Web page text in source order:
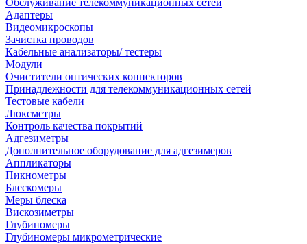
Обслуживание телекоммуникационных сетей
Адаптеры
Видеомикроскопы
Зачистка проводов
Кабельные анализаторы/ тестеры
Модули
Очистители оптических коннекторов
Принадлежности для телекоммуникационных сетей
Тестовые кабели
Люксметры
Контроль качества покрытий
Адгезиметры
Дополнительное оборудование для адгезимеров
Аппликаторы
Пикнометры
Блескомеры
Меры блеска
Вискозиметры
Глубиномеры
Глубиномеры микрометрические